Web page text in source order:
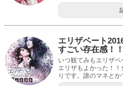
エリザベート
すごい存在感！！
いつ観てみもエリザ
エリザもよかった！
りです。誰のマネとか